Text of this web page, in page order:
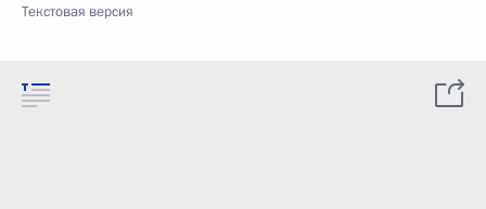
Текстовая версия